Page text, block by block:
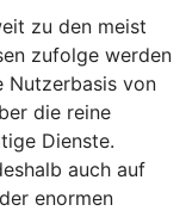
zu den meist
zufolge werden
Nutzerbasis von
die reine
Dienste.
auch auf
enormen